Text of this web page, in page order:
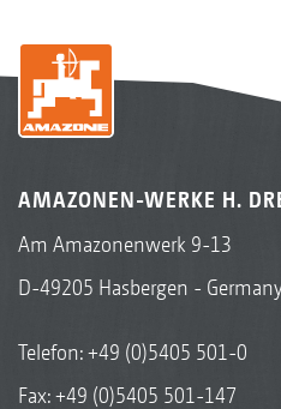
AMAZONEN-WERKE H.
Am Amazonenwerk 9-13
D-49205 Hasbergen -
Telefon:+49 (0)5405 501-0
Fax: +49 (0)5405 501-147